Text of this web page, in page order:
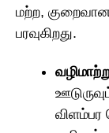
மற்ற,
பரவுகிறது.